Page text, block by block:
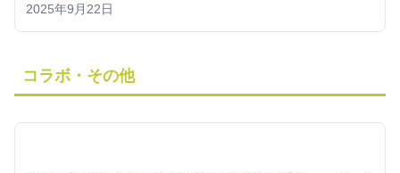
2025年9月22日
コラボ・その他